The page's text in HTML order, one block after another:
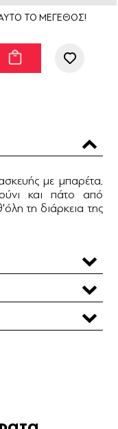
ΤΟ ΜΕΓΕΘΟΣ!
με μπαρέτα.
και πάτο από
τη διάρκεια της